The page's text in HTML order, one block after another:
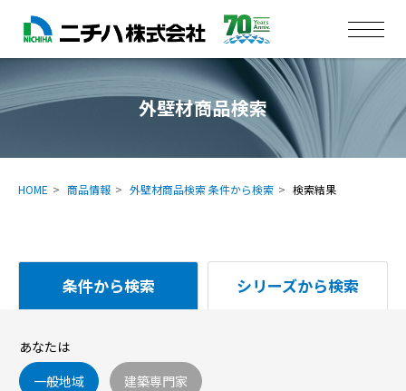
外壁材商品検索
HOME 商品情報 外壁材商品検索 条件から検索 検索結果
条件から検索 シリーズから検索
あなたは
一般地域
建築専門家